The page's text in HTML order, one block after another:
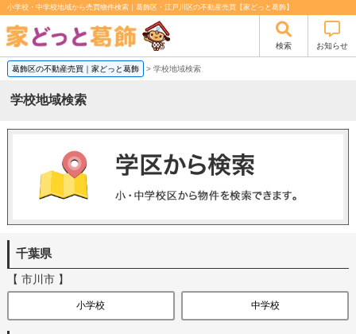
小学校・中学校地域から売買物件検索｜葛飾区・江戸川区の不動産売買【家どっと葛飾】
検索 お知らせ
葛飾区の不動産売買｜家どっと葛飾 > 学校地域検索
学校地域検索
千葉県
【 市川市 】
小学校 中学校